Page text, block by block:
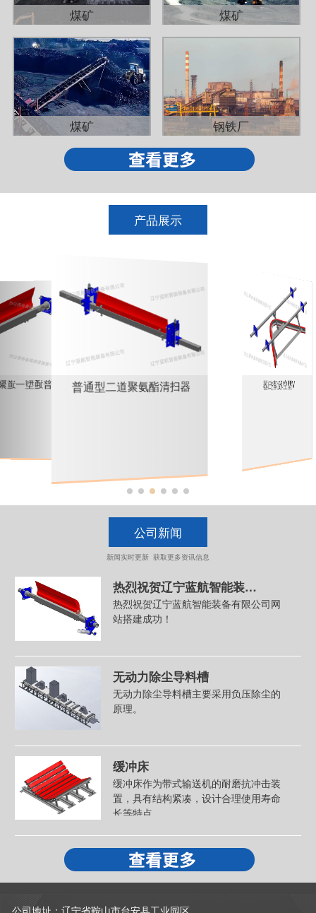
煤矿 煤矿
煤矿 钢铁厂
产品展示
普通型二道聚氨酯清扫器 V型空段清扫器 一道
公司新闻
新闻实时更新 获取更多资讯信息
热烈祝贺辽宁蓝航智能装备有限公司网站搭建成功！
热烈祝贺辽宁蓝航智能装备有限公司网
站搭建成功！
无动力除尘导料槽
无动力除尘导料槽主要采用负压除尘的
原理。
缓冲床
缓冲床作为带式输送机的耐磨抗冲击装
置，具有结构紧凑，设计合理使用寿命
长等特点。